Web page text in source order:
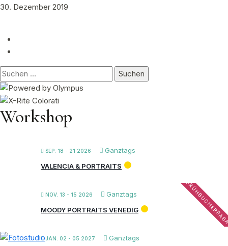
30. Dezember 2019
Suchen
nach:
Workshop
SEP. 18 - 21 2026
Ganztags
VALENCIA & PORTRAITS
NOV. 13 - 15 2026 Ganztags
MOODY PORTRAITS VENEDIG
JAN. 02 - 05 2027 Ganztags